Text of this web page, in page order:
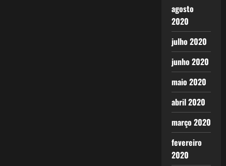
agosto
2020
julho 2020
junho 2020
maio 2020
abril 2020
março 2020
fevereiro
2020